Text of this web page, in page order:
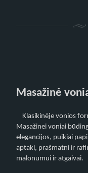
Masažinė
Klasikinėje vonios
Masažinei voniai
elegancijos, puikiai
aptaki, prašmatni ir
malonumui ir atgaivai.